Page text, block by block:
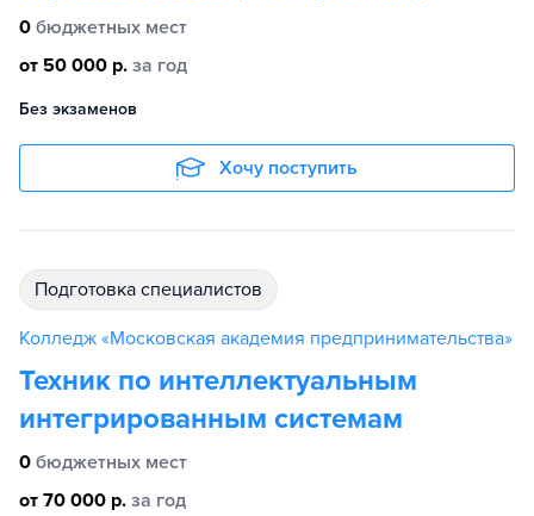
0 бюджетных мест
от 50 000 р. за год
Без экзаменов
Хочу поступить
подготовка специалистов
Колледж «Московская академия предпринимательства»
Техник по интеллектуальным
интегрированным системам
0 бюджетных мест
от 70 000 р. за год